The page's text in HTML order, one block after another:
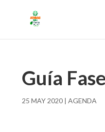
Guía
25 MAY 2020| AGENDA